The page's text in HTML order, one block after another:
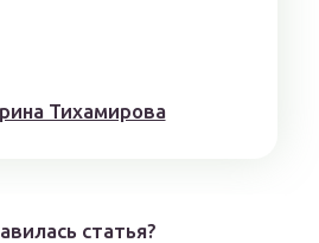
Тихaмировa
статья?